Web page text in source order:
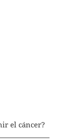
el cáncer?